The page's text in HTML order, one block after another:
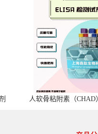
人软骨粘附素（CHAD